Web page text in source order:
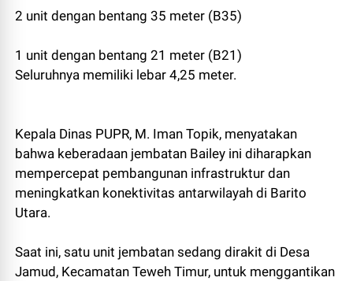
2 unit dengan bentang 35 meter (B35)
1 unit dengan bentang 21 meter (B21)
Seluruhnya memiliki lebar 4,25 meter.
Kepala Dinas PUPR, M. Iman Topik, menyatakan
bahwa keberadaan jembatan Bailey ini diharapkan
mempercepat pembangunan infrastruktur dan
meningkatkan konektivitas antarwilayah di Barito
Utara.
Saat ini, satu unit jembatan sedang dirakit di Desa
Jamud, Kecamatan Teweh Timur, untuk menggantikan